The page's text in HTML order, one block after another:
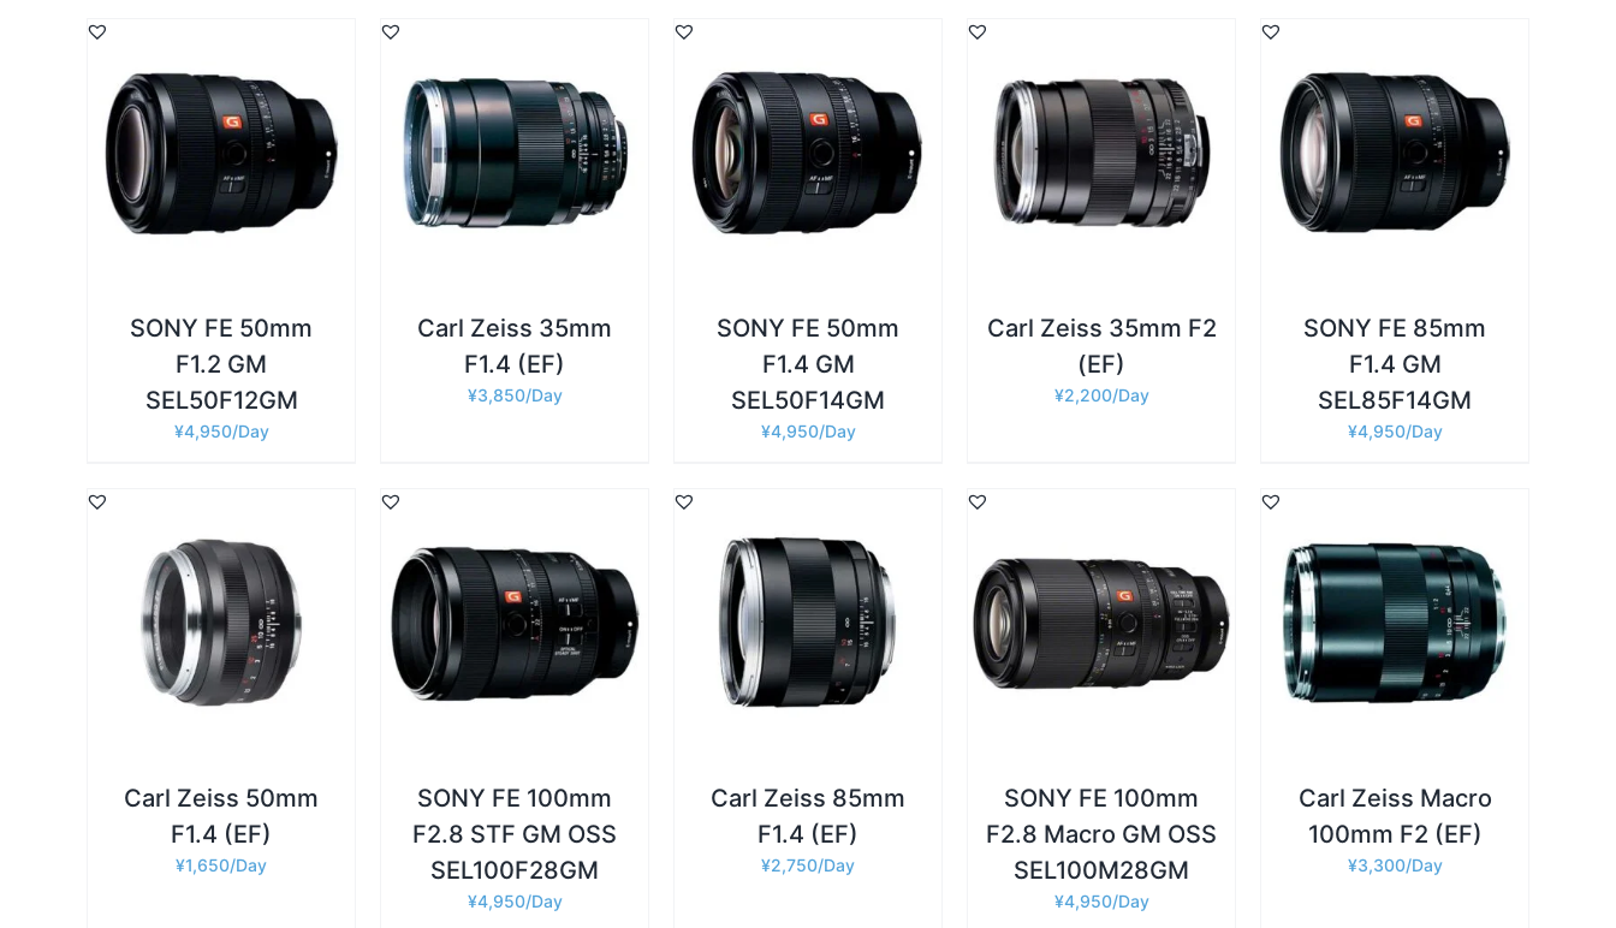
SONY FE 50mm
F1.2 GM
SEL50F12GM
¥4,950
お買い物カゴに追加 詳細
Carl Zeiss 35mm
F1.4 (EF)
¥3,850
お買い物カゴに追加 / 詳細
SONY FE 50mm
F1.4 GM
SEL50F14GM
¥4,950
お買い物カゴに追加 詳細
Carl Zeiss 35mm F2
(EF)
¥2,200
お買い物カゴに追加 / 詳細
SONY FE 85mm
F1.4 GM
SEL85F14GM
¥4,950
Carl Zeiss 50mm
F1.4 (EF)
¥1,650
お買い物カゴに追加 / 詳細
SONY FE 100mm
F2.8 STF GM OSS
SEL100F28GM
¥4,950
お買い物カゴに追加 / 詳細
Carl Zeiss 85mm
F1.4 (EF)
¥2,750
お買い物カゴに追加 / 詳細
SONY FE 100mm
F2.8 Macro GM OSS
SEL100M28GM
¥4,950
お買い物カゴに追加 詳細
Carl Zeiss Macro
100mm F2 (EF)
¥3,300